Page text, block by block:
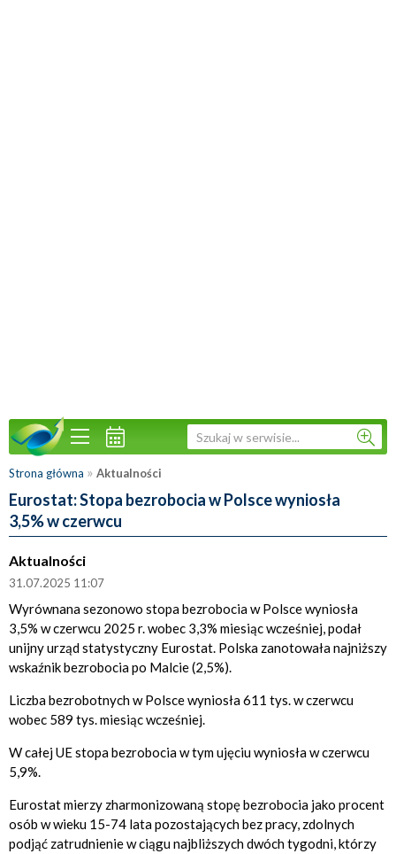
Strona główna » Aktualności
Eurostat: Stopa bezrobocia w Polsce wyniosła
3,5% w czerwcu
Aktualności
31.07.2025 11:07
Wyrównana sezonowo stopa bezrobocia w Polsce wyniosła
3,5% w czerwcu 2025 r. wobec 3,3% miesiąc wcześniej, podał
unijny urząd statystyczny Eurostat. Polska zanotowała najniższy
wskaźnik bezrobocia po Malcie (2,5%).
Liczba bezrobotnych w Polsce wyniosła 611 tys. w czerwcu
wobec 589 tys. miesiąc wcześniej.
W całej UE stopa bezrobocia w tym ujęciu wyniosła w czerwcu
5,9%.
Eurostat mierzy zharmonizowaną stopę bezrobocia jako procent
osób w wieku 15-74 lata pozostających bez pracy, zdolnych
podjąć zatrudnienie w ciągu najbliższych dwóch tygodni, którzy